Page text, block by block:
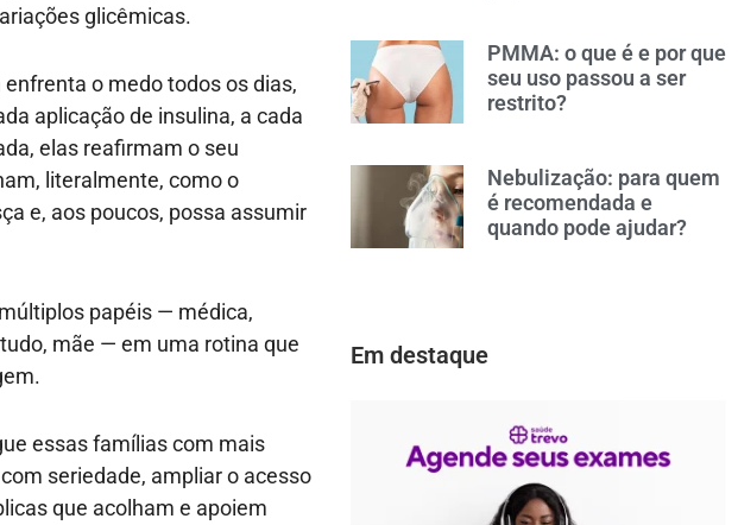
glicêmicas.
o medo todos os dias,
aplicação de insulina, a cada
elas reafirmam o seu
literalmente, como o
e, aos poucos, possa assumir
papéis — médica,
mãe — em uma rotina que
essas famílias com mais
seriedade, ampliar o acesso
que acolham e apoiem
PMMA: o que é e por que
seu uso passou a ser
restrito?
Nebulização: para quem
é recomendada e
quando pode ajudar?
Em destaque